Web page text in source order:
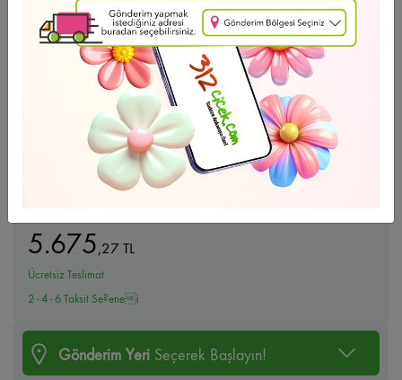
5.675,27 TL
Ücretsiz Teslimat
2 - 4 - 6 Taksit Se?enei
Gönderim Yeri Seçerek Başlayın!